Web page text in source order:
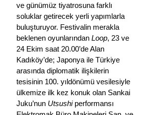
ve günümüz tiyatrosuna farklı
soluklar getirecek yerli yapımlarla
buluşturuyor. Festivalin merakla
beklenen oyunlarından Loop, 23 ve
24 Ekim saat 20.00’de Alan
Kadıköy’de; Japonya ile Türkiye
arasında diplomatik ilişkilerin
tesisinin 100. yıldönümü vesilesiyle
ülkemize ilk kez konuk olan Sankai
Juku’nun Utsushi performansı